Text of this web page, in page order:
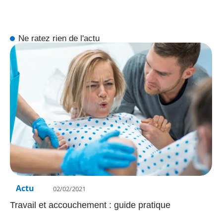
Ne ratez rien de l'actu
Actu 02/02/2021
Travail et accouchement : guide pratique